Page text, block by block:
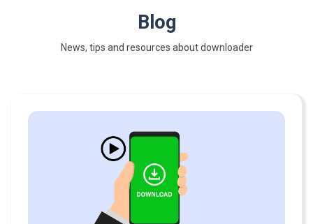
Blog
News, tips and resources about downloader